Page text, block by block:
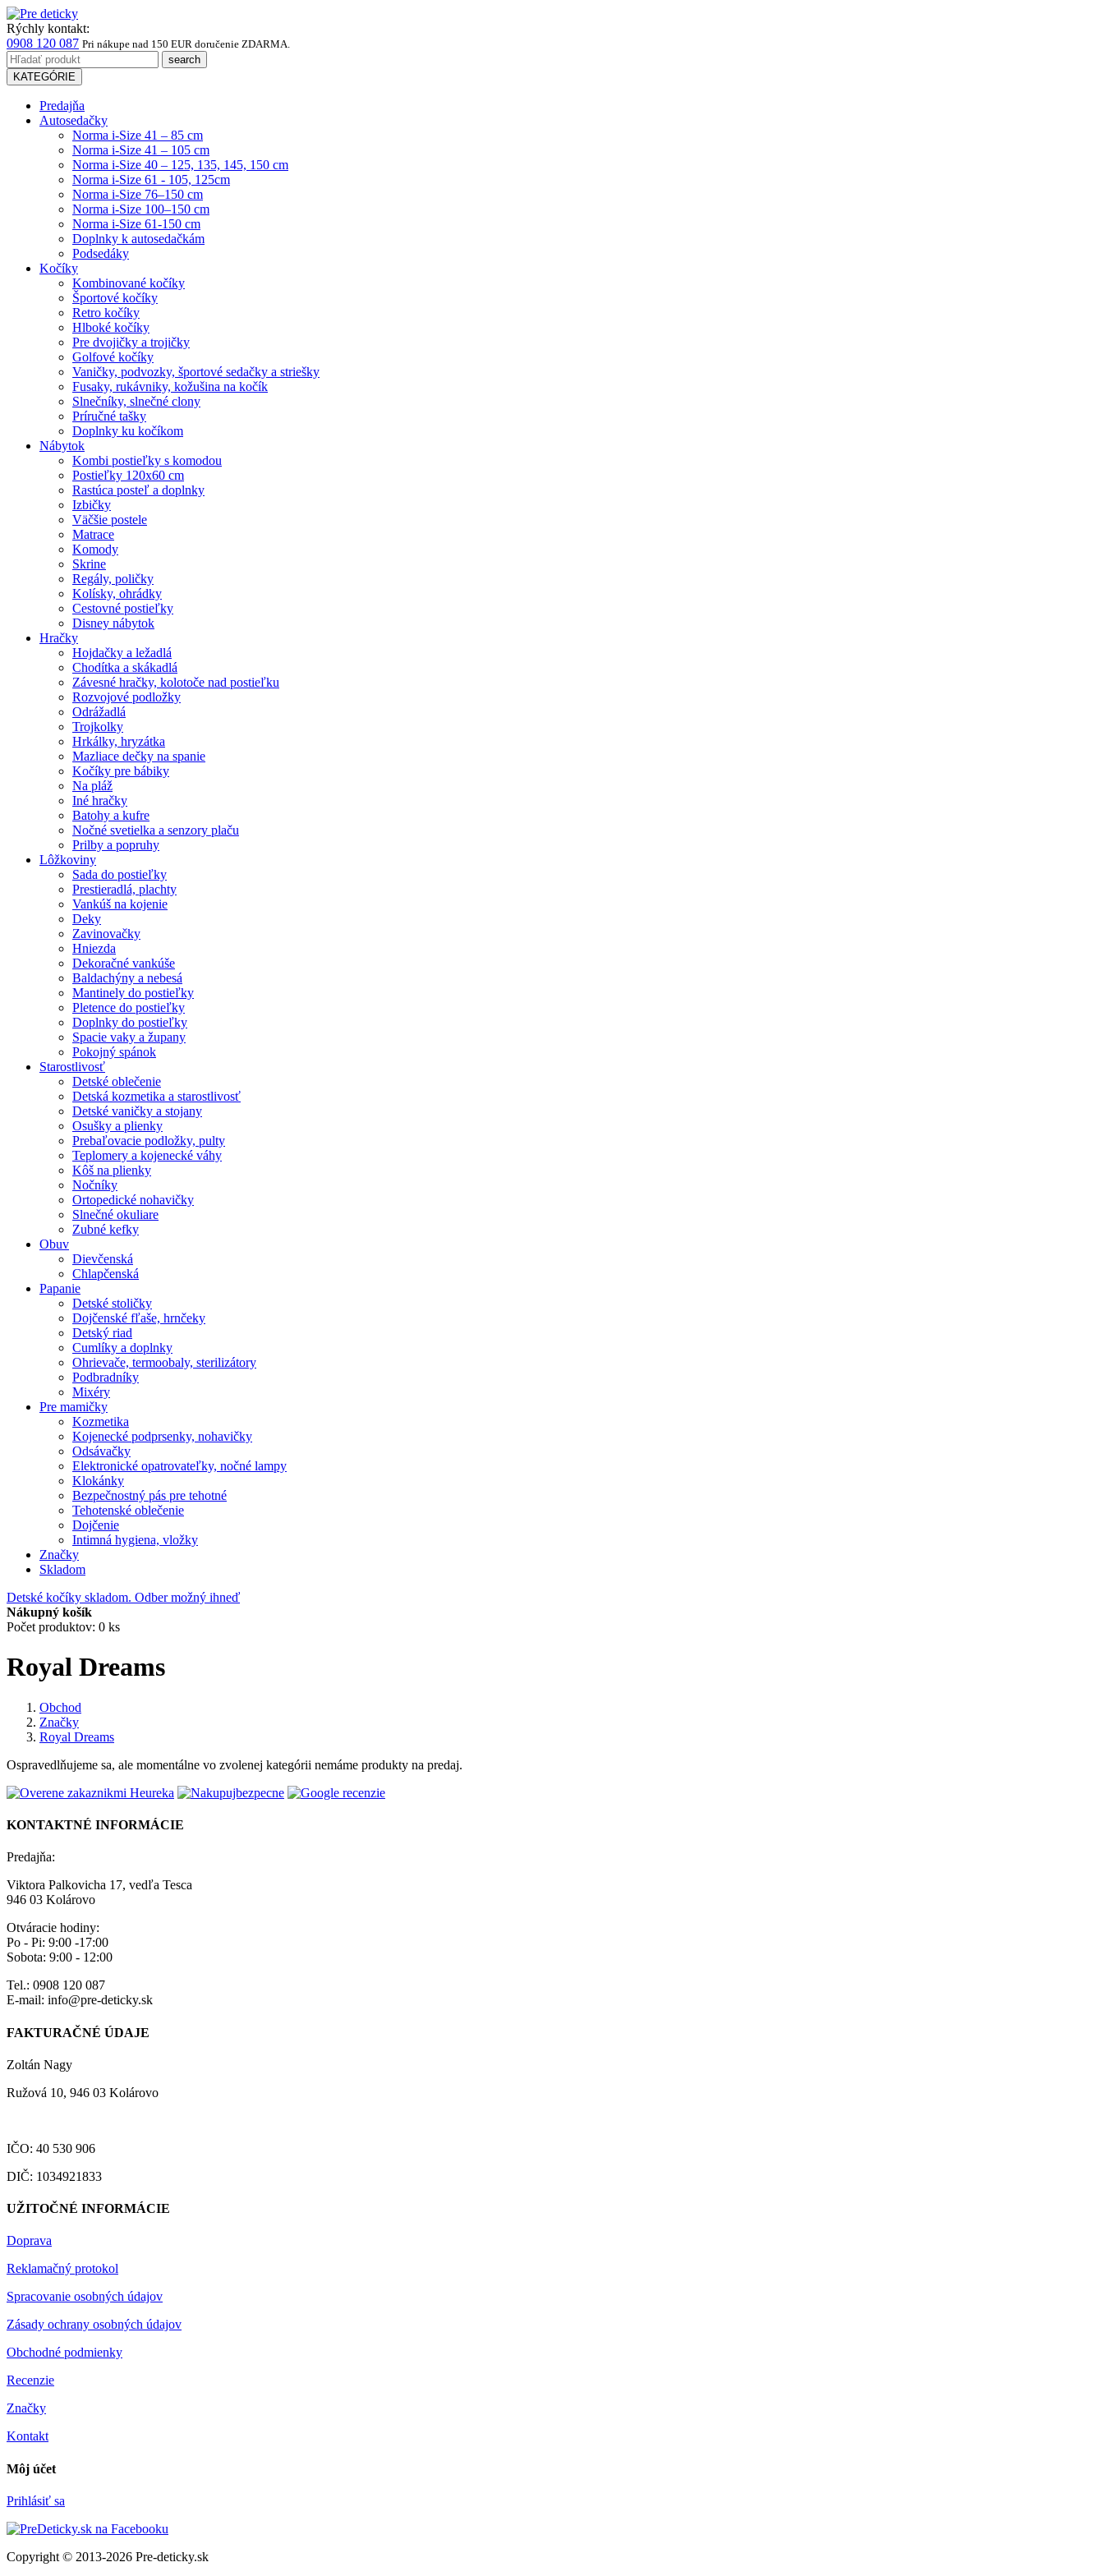
Rýchly kontakt:
0908 120 087 Pri nákupe nad 150 EUR doručenie ZDARMA.
KATEGÓRIE
Predajňa
Autosedačky
Norma i-Size 41 – 85 cm
Norma i-Size 41 – 105 cm
Norma i-Size 40 – 125, 135, 145, 150 cm
Norma i-Size 61 - 105, 125cm
Norma i-Size 76–150 cm
Norma i-Size 100–150 cm
Norma i-Size 61-150 cm
Doplnky k autosedačkám
Podsedáky
Kočíky
Kombinované kočíky
Športové kočíky
Retro kočíky
Hlboké kočíky
Pre dvojičky a trojičky
Golfové kočíky
Vaničky, podvozky, športové sedačky a striešky
Fusaky, rukávniky, kožušina na kočík
Slnečníky, slnečné clony
Príručné tašky
Doplnky ku kočíkom
Nábytok
Kombi postieľky s komodou
Postieľky 120x60 cm
Rastúca posteľ a doplnky
Izbičky
Väčšie postele
Matrace
Komody
Skrine
Regály, poličky
Kolísky, ohrádky
Cestovné postieľky
Disney nábytok
Hračky
Hojdačky a ležadlá
Chodítka a skákadlá
Závesné hračky, kolotoče nad postieľku
Rozvojové podložky
Odrážadlá
Trojkolky
Hrkálky, hryzátka
Mazliace dečky na spanie
Kočíky pre bábiky
Na pláž
Iné hračky
Batohy a kufre
Nočné svetielka a senzory plaču
Prilby a popruhy
Lôžkoviny
Sada do postieľky
Prestieradlá, plachty
Vankúš na kojenie
Deky
Zavinovačky
Hniezda
Dekoračné vankúše
Baldachýny a nebesá
Mantinely do postieľky
Pletence do postieľky
Doplnky do postieľky
Spacie vaky a župany
Pokojný spánok
Starostlivosť
Detské oblečenie
Detská kozmetika a starostlivosť
Detské vaničky a stojany
Osušky a plienky
Prebaľovacie podložky, pulty
Teplomery a kojenecké váhy
Kôš na plienky
Nočníky
Ortopedické nohavičky
Slnečné okuliare
Zubné kefky
Obuv
Dievčenská
Chlapčenská
Papanie
Detské stoličky
Dojčenské fľaše, hrnčeky
Detský riad
Cumlíky a doplnky
Ohrievače, termoobaly, sterilizátory
Podbradníky
Mixéry
Pre mamičky
Kozmetika
Kojenecké podprsenky, nohavičky
Odsávačky
Elektronické opatrovateľky, nočné lampy
Klokánky
Bezpečnostný pás pre tehotné
Tehotenské oblečenie
Dojčenie
Intimná hygiena, vložky
Značky
Skladom
Detské kočíky skladom. Odber možný ihneď
Nákupný košík
Počet produktov: 0 ks
Royal Dreams
Obchod
Značky
Royal Dreams
Ospravedlňujeme sa, ale momentálne vo zvolenej kategórii nemáme produkty na predaj.
KONTAKTNÉ INFORMÁCIE
Predajňa:
Viktora Palkovicha 17, vedľa Tesca
946 03 Kolárovo
Otváracie hodiny:
Po - Pi: 9:00 -17:00
Sobota: 9:00 - 12:00
Tel.: 0908 120 087
E-mail: info@pre-deticky.sk
FAKTURAČNÉ ÚDAJE
Zoltán Nagy
Ružová 10, 946 03 Kolárovo
IČO: 40 530 906
DIČ: 1034921833
UŽITOČNÉ INFORMÁCIE
Doprava
Reklamačný protokol
Spracovanie osobných údajov
Zásady ochrany osobných údajov
Obchodné podmienky
Recenzie
Značky
Kontakt
Môj účet
Prihlásiť sa
Copyright © 2013-2026 Pre-deticky.sk